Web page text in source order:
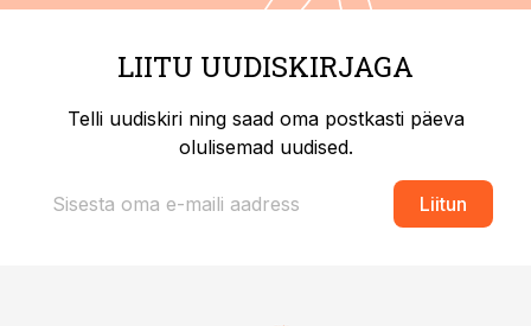
LIITU UUDISKIRJAGA
Telli uudiskiri ning saad oma postkasti päeva
olulisemad uudised.
Liitun